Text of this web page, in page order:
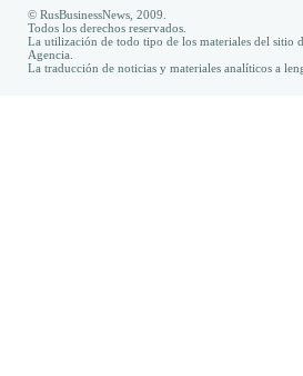
© RusBusinessNews, 2009.
Todos los derechos reservados.
La utilización de todo tipo de los materiales del sitio
Agencia.
La traducción de noticias y materiales analíticos a